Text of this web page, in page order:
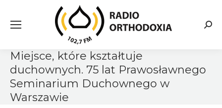
Miejsce, które kształtuje
duchownych. 75 lat Prawosławnego
Seminarium Duchownego w
Warszawie